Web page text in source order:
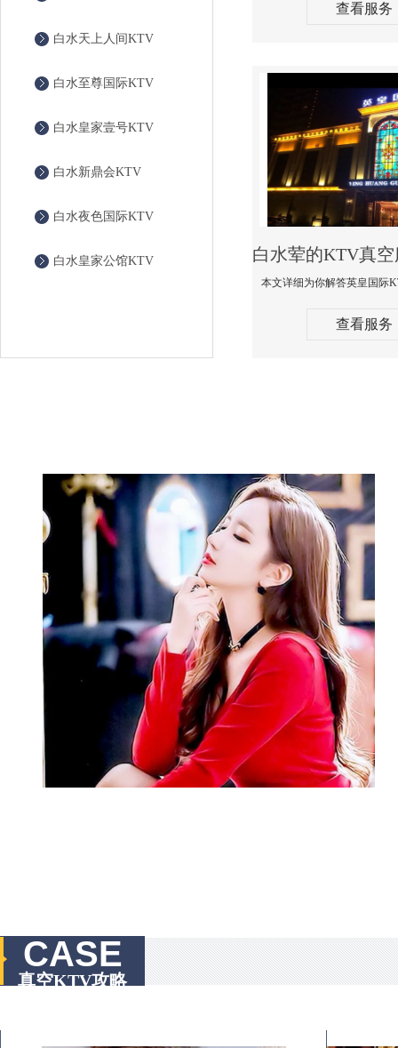
白水天上人间KTV
白水至尊国际KTV
白水皇家壹号KTV
白水新鼎会KTV
白水夜色国际KTV
白水皇家公馆KTV
查看服务
查看服务
CASE
真空KTV攻略